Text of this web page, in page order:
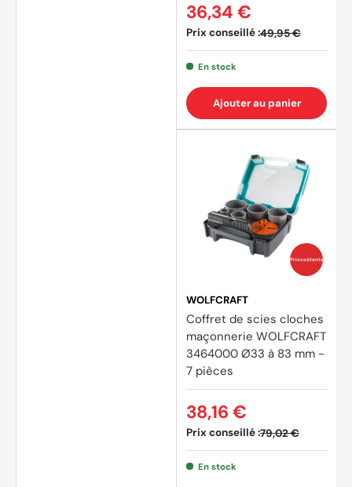
Prix conseillé :49,95 €
36,34 €
En stock
Ajouter au panier
Prix coûtants
WOLFCRAFT
Coffret de scies cloches
maçonnerie WOLFCRAFT
3464000 Ø33 à 83 mm -
7 pièces
Prix conseillé :79,02 €
38,16 €
En stock